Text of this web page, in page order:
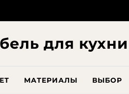
для кухни
МАТЕРИАЛЫ ВЫБОР